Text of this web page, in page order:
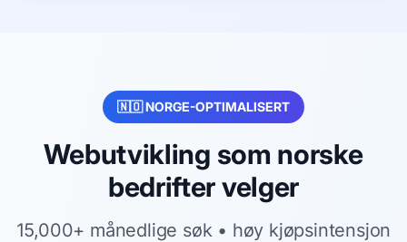
🇳🇴 NORGE-OPTIMALISERT
Webutvikling som norske
bedrifter velger
15,000+ månedlige søk • høy kjøpsintensjon